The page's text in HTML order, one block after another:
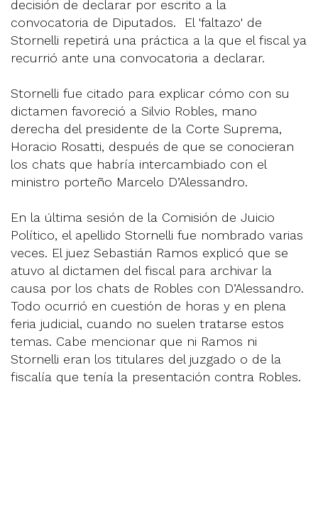
decisión de declarar por escrito a la
convocatoria de Diputados. El 'faltazo' de
Stornelli repetirá una práctica a la que el fiscal ya
recurrió ante una convocatoria a declarar.
Stornelli fue citado para explicar cómo con su
dictamen favoreció a Silvio Robles, mano
derecha del presidente de la Corte Suprema,
Horacio Rosatti, después de que se conocieran
los chats que habría intercambiado con el
ministro porteño Marcelo D’Alessandro.
En la última sesión de la Comisión de Juicio
Político, el apellido Stornelli fue nombrado varias
veces. El juez Sebastián Ramos explicó que se
atuvo al dictamen del fiscal para archivar la
causa por los chats de Robles con D’Alessandro.
Todo ocurrió en cuestión de horas y en plena
feria judicial, cuando no suelen tratarse estos
temas. Cabe mencionar que ni Ramos ni
Stornelli eran los titulares del juzgado o de la
fiscalía que tenía la presentación contra Robles.